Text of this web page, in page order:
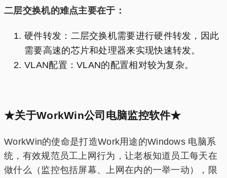
二层交换机的难点主要在于：
硬件转发：二层交换机需要进行硬件转发，因此
需要高速的芯片和处理器来实现快速转发。
VLAN配置：VLAN的配置相对较为复杂。
★关于WorkWin公司电脑监控软件★
WorkWin的使命是打造Work用途的Windows 电脑系
统，有效规范员工上网行为，让老板知道员工每天在
做什么（监控包括屏幕、上网在内的一举一动），限